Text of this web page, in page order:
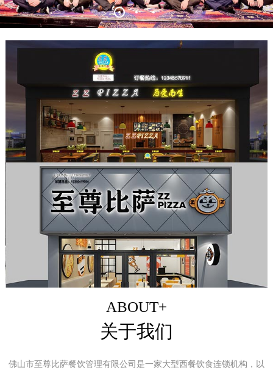
ABOUT+
关于我们
佛山市至尊比萨餐饮管理有限公司是一家大型西餐饮食连锁机构，以